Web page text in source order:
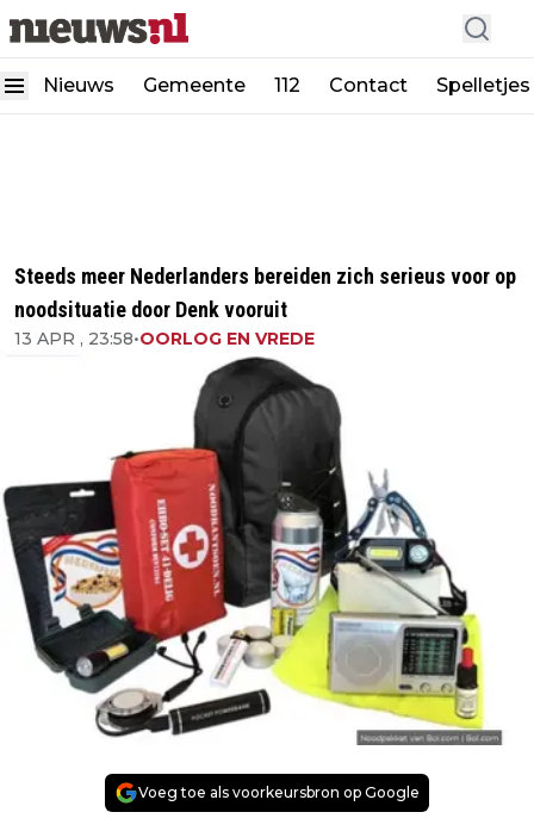
Nieuws Gemeente 112 Contact Spelletjes
Steeds meer Nederlanders bereiden zich serieus voor op
noodsituatie door Denk vooruit
13 APR , 23:58•OORLOG EN VREDE
Voeg toe als voorkeursbron op Google